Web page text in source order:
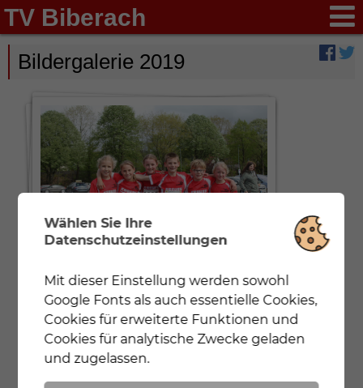
TV Biberach
Bildergalerie 2019
Schülerläufe
Wählen Sie Ihre
Datenschutzeinstellungen
Notwendig Mit dieser Einstellung werden nur
Cookies und Google Fonts geladen, die für eine
korrekte Darstellung der Webseite zwingend
notwendig sind.
Analyse Mit dieser Einstellung werden sowohl
Mit dieser Einstellung werden sowohl
Google Fonts als auch essentielle Cookies,
Cookies für erweiterte Funktionen und
Cookies für analytische Zwecke geladen
und zugelassen.